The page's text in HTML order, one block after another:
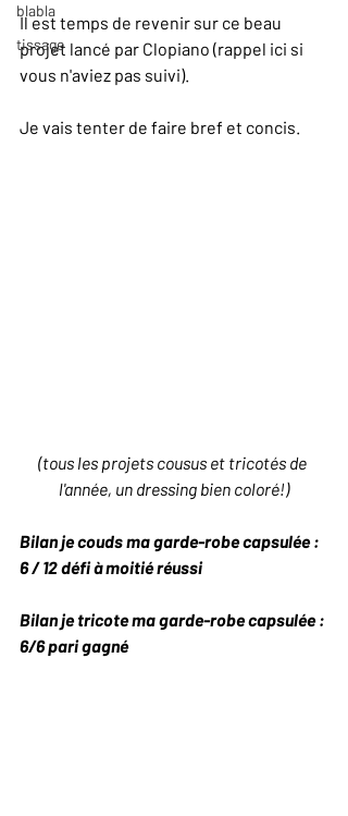
blabla
tissage
Il est temps de revenir sur ce beau
projet lancé par Clopiano (rappel ici si
vous n'aviez pas suivi).
Je vais tenter de faire bref et concis.
(tous les projets cousus et tricotés de
l'année, un dressing bien coloré!)
Bilan je couds ma garde-robe capsulée :
6 / 12 défi à moitié réussi
Bilan je tricote ma garde-robe capsulée :
6/6 pari gagné